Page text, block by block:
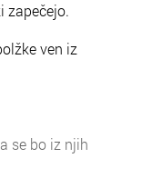
zapečejo.
ven iz
se bo iz njih